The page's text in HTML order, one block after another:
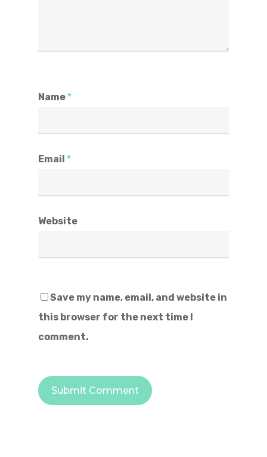
Name*
Email *
Website
Save my name, email, and website in
this browser for the next time I
comment.